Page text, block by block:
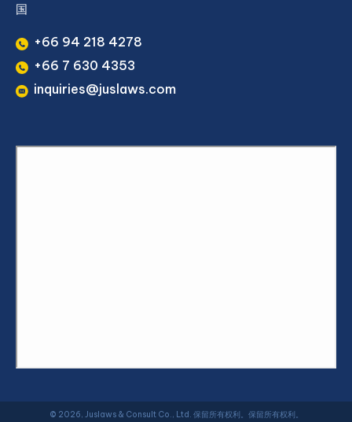
国
+66 94 218 4278
+66 7 630 4353
inquiries@juslaws.com
© 2026, Juslaws & Consult Co., Ltd. 保留所有权利。保留所有权利。